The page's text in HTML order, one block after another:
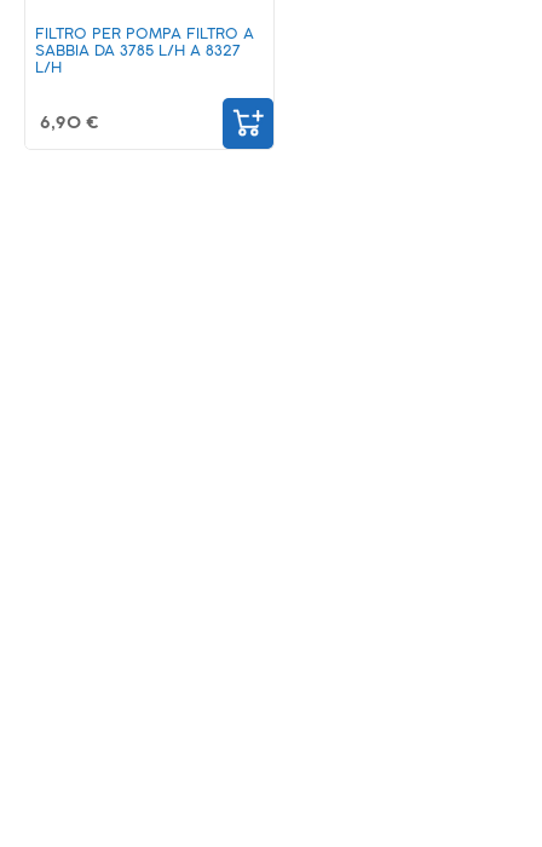
FILTRO PER POMPA FILTRO A
SABBIA DA 3785 L/H A 8327
L/H
6,90 €